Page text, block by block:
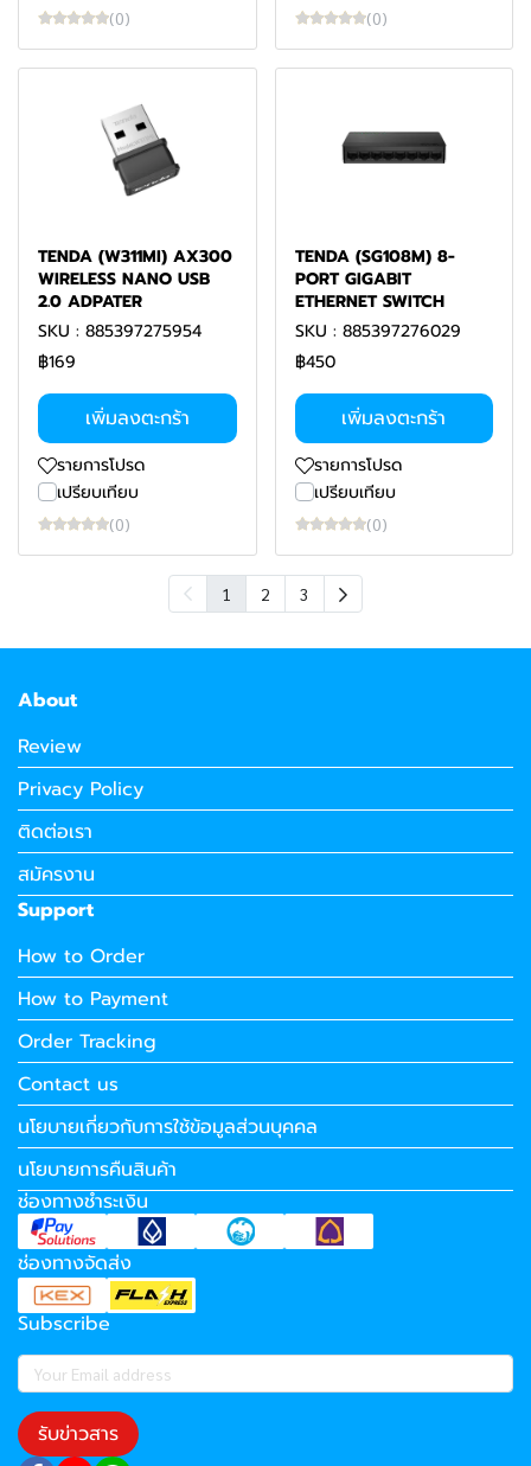
(0) (0)
TENDA (W311MI) AX300
WIRELESS NANO USB
2.0 ADPATER
SKU : 885397275954
฿169
เพิ่มลงตะกร้า
รายการโปรด
เปรียบเทียบ
(0)
TENDA (SG108M) 8-
PORT GIGABIT
ETHERNET SWITCH
SKU : 885397276029
฿450
เพิ่มลงตะกร้า
รายการโปรด
เปรียบเทียบ
(0)
1 2 3
About
Review
Privacy Policy
ติดต่อเรา
สมัครงาน
Support
How to Order
How to Payment
Order Tracking
Contact us
นโยบายเกี่ยวกับการใช้ข้อมูลส่วนบุคคล
นโยบายการคืนสินค้า
ช่องทางชำระเงิน
ช่องทางจัดส่ง
Subscribe
รับข่าวสาร